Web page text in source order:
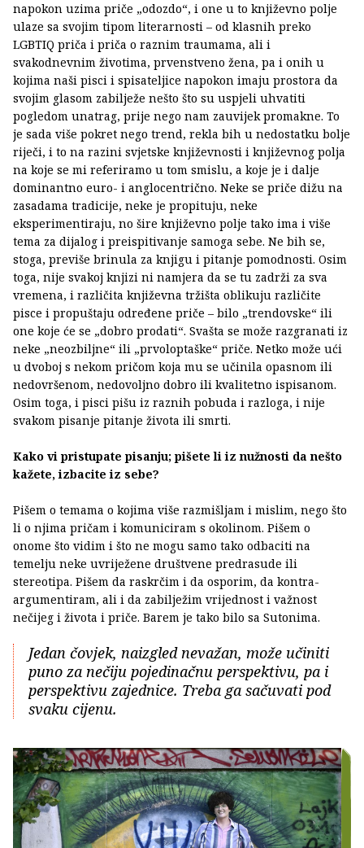
napokon uzima priče „odozdo“, i one u to književno polje
ulaze sa svojim tipom literarnosti – od klasnih preko
LGBTIQ priča i priča o raznim traumama, ali i
svakodnevnim životima, prvenstveno žena, pa i onih u
kojima naši pisci i spisateljice napokon imaju prostora da
svojim glasom zabilježe nešto što su uspjeli uhvatiti
pogledom unatrag, prije nego nam zauvijek promakne. To
je sada više pokret nego trend, rekla bih u nedostatku bolje
riječi, i to na razini svjetske književnosti i književnog polja
na koje se mi referiramo u tom smislu, a koje je i dalje
dominantno euro- i anglocentrično. Neke se priče dižu na
zasadama tradicije, neke je propituju, neke
eksperimentiraju, no šire književno polje tako ima i više
tema za dijalog i preispitivanje samoga sebe. Ne bih se,
stoga, previše brinula za knjigu i pitanje pomodnosti. Osim
toga, nije svakoj knjizi ni namjera da se tu zadrži za sva
vremena, i različita književna tržišta oblikuju različite
pisce i propuštaju određene priče – bilo „trendovske“ ili
one koje će se „dobro prodati“. Svašta se može razgranati iz
neke „neozbiljne“ ili „prvoloptaške“ priče. Netko može ući
u dvoboj s nekom pričom koja mu se učinila opasnom ili
nedovršenom, nedovoljno dobro ili kvalitetno ispisanom.
Osim toga, i pisci pišu iz raznih pobuda i razloga, i nije
svakom pisanje pitanje života ili smrti.
Kako vi pristupate pisanju; pišete li iz nužnosti da nešto
kažete, izbacite iz sebe?
Pišem o temama o kojima više razmišljam i mislim, nego što
li o njima pričam i komuniciram s okolinom. Pišem o
onome što vidim i što ne mogu samo tako odbaciti na
temelju neke uvriježene društvene predrasude ili
stereotipa. Pišem da raskrčim i da osporim, da kontra-
argumentiram, ali i da zabilježim vrijednost i važnost
nečijeg i života i priče. Barem je tako bilo sa Sutonima.
Jedan čovjek, naizgled nevažan, može učiniti
puno za nečiju pojedinačnu perspektivu, pa i
perspektivu zajednice. Treba ga sačuvati pod
svaku cijenu.